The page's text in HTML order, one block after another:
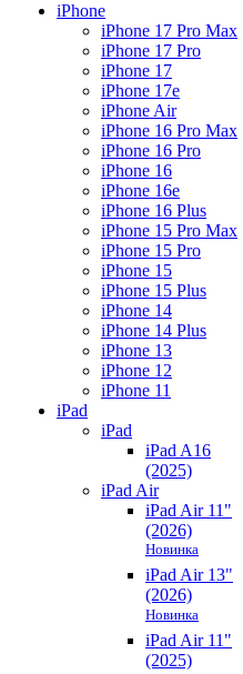
iPhone
iPhone 17 Pro Max
iPhone 17 Pro
iPhone 17
iPhone 17e
iPhone Air
iPhone 16 Pro Max
iPhone 16 Pro
iPhone 16
iPhone 16e
iPhone 16 Plus
iPhone 15 Pro Max
iPhone 15 Pro
iPhone 15
iPhone 15 Plus
iPhone 14
iPhone 14 Plus
iPhone 13
iPhone 12
iPhone 11
iPad
iPad
iPad A16
(2025)
iPad Air
iPad Air 11"
(2026)
Новинка
iPad Air 13"
(2026)
Новинка
iPad Air 11"
(2025)